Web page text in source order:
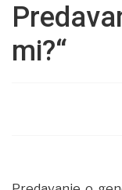
mi?“